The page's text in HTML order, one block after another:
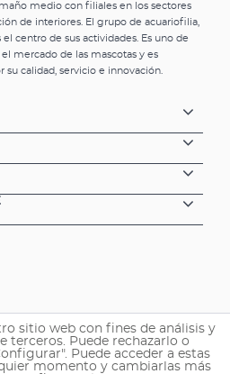
medio con filiales en los sectores
de interiores. El grupo de acuariofilia,
el centro de sus actividades. Es uno de
mercado de las mascotas y es
calidad, servicio e innovación.
sitio web con fines de análisis y
terceros. Puede rechazarlo o
Puede acceder a estas
momento y cambiarlas más